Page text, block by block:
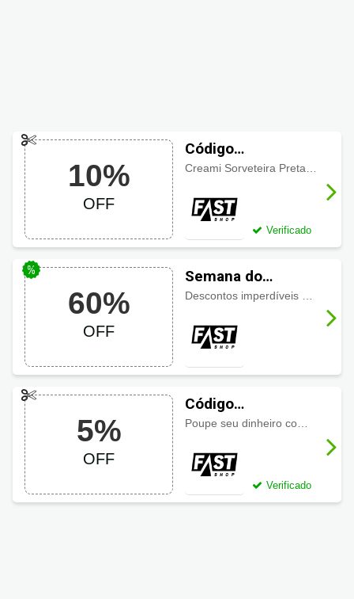
10%
OFF
Código
promocional Fast
OFF
Verificado
60%
OFF
Semana do
Consumidor
5%
OFF
Código
promocional Fast
Verificado